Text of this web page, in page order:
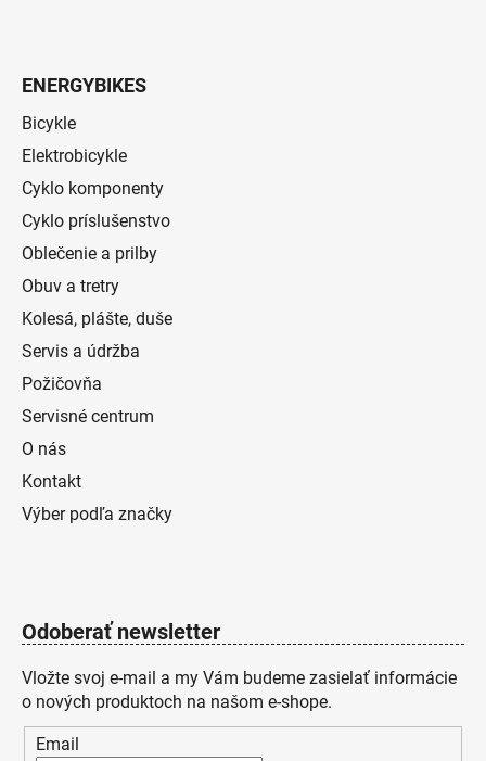
ENERGYBIKES
Bicykle
Elektrobicykle
Cyklo komponenty
Cyklo príslušenstvo
Oblečenie a prilby
Obuv a tretry
Kolesá, plášte, duše
Servis a údržba
Požičovňa
Servisné centrum
O nás
Kontakt
Výber podľa značky
Odoberať newsletter
Vložte svoj e-mail a my Vám budeme zasielať informácie
o nových produktoch na našom e-shope.
Email